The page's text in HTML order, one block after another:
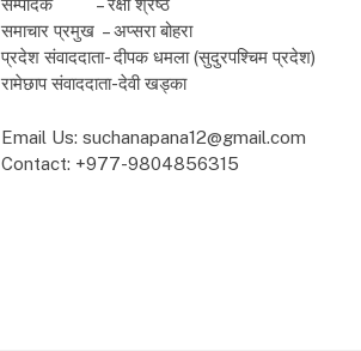
सम्पादक – रक्षा श्रेष्ठ
समाचार प्रमुख – अप्सरा बोहरा
प्रदेश संवाददाता- दीपक धमला (सुदुरपश्चिम प्रदेश)
रामेछाप संवाददाता-देवी खड्का
Email Us: suchanapana12@gmail.com
Contact: +977-9804856315